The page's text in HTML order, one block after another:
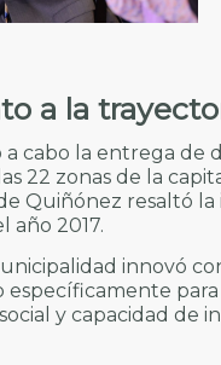
a la
a cabo la entrega de
22 zonas de la
Quiñónez resaltó
año 2017.
innovó
y capacidad de